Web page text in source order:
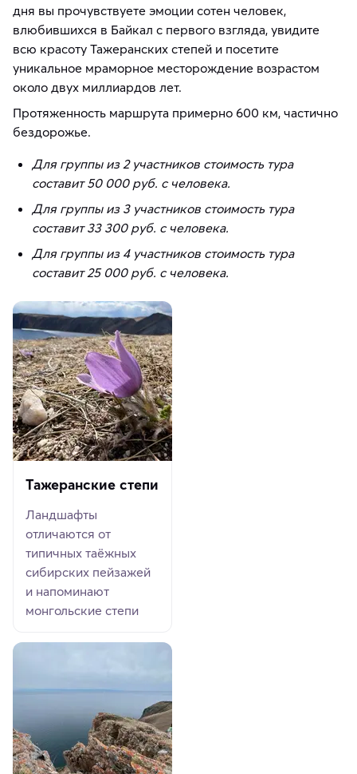
дня вы прочувствуете эмоции сотен человек,
влюбившихся в Байкал с первого взгляда, увидите
всю красоту Тажеранских степей и посетите
уникальное мраморное месторождение возрастом
около двух миллиардов лет.
Протяженность маршрута примерно 600 км, частично
бездорожье.
Для группы из 2 участников стоимость тура
составит 50 000 руб. с человека.
Для группы из 3 участников стоимость тура
составит 33 300 руб. с человека.
Для группы из 4 участников стоимость тура
составит 25 000 руб. с человека.
Тажеранские степи
Ландшафты
отличаются от
типичных таёжных
сибирских пейзажей
и напоминают
монгольские степи